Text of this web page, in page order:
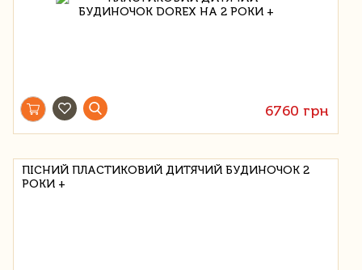
6760 грн
ПІСНИЙ ПЛАСТИКОВИЙ ДИТЯЧИЙ БУДИНОЧОК 2
РОКИ +